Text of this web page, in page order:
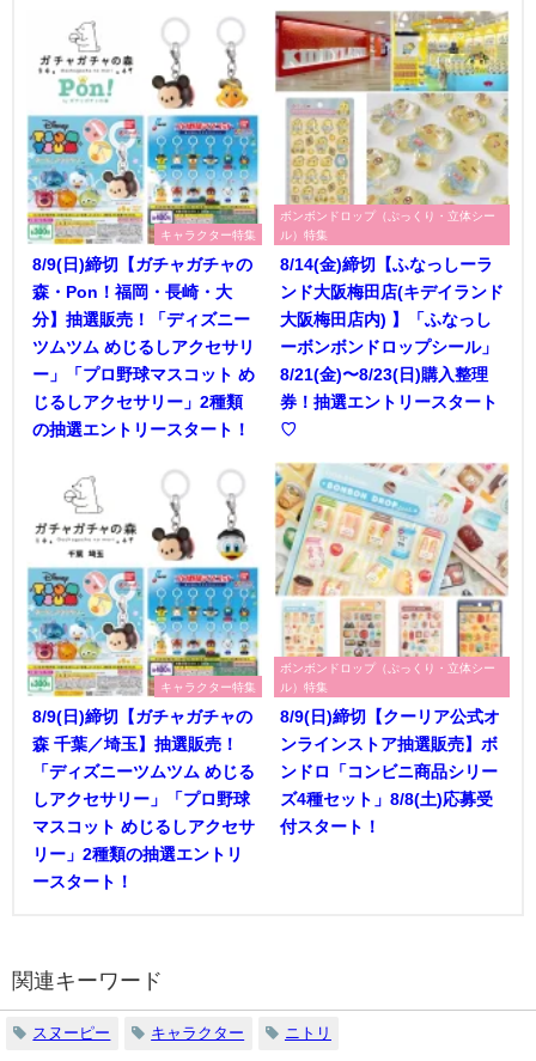
キャラクター特集
8/9(日)締切【ガチャガチャの
森・Pon！福岡・長崎・大
分】抽選販売！「ディズニー
ツムツム めじるしアクセサリ
ー」「プロ野球マスコット め
じるしアクセサリー」2種類
の抽選エントリースタート！
ボンボンドロップ（ぷっくり・立体シー
ル）特集
8/14(金)締切【ふなっしーラ
ンド大阪梅田店(キデイランド
大阪梅田店内) 】「ふなっし
ーボンボンドロップシール」
8/21(金)〜8/23(日)購入整理
券！抽選エントリースタート
♡
キャラクター特集
8/9(日)締切【ガチャガチャの
森 千葉／埼玉】抽選販売！
「ディズニーツムツム めじる
しアクセサリー」「プロ野球
マスコット めじるしアクセサ
リー」2種類の抽選エントリ
ースタート！
ボンボンドロップ（ぷっくり・立体シー
ル）特集
8/9(日)締切【クーリア公式オ
ンラインストア抽選販売】ボ
ンドロ「コンビニ商品シリー
ズ4種セット」8/8(土)応募受
付スタート！
関連キーワード
スヌーピー キャラクター ニトリ